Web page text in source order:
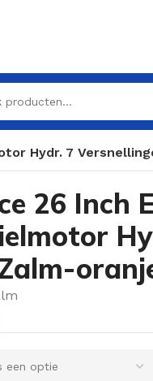
Hydr. 7
26 Inch